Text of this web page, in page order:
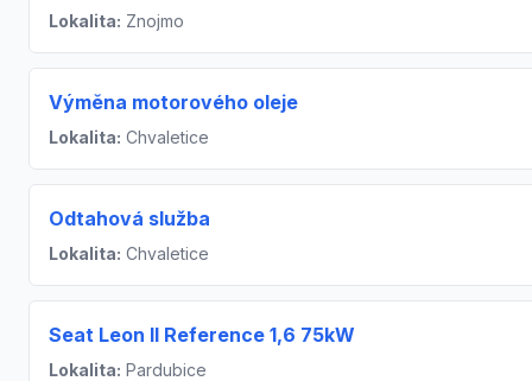
Lokalita: Znojmo
Výměna motorového oleje
Lokalita: Chvaletice
Odtahová služba
Lokalita: Chvaletice
Seat Leon II Reference 1,6 75kW
Lokalita: Pardubice